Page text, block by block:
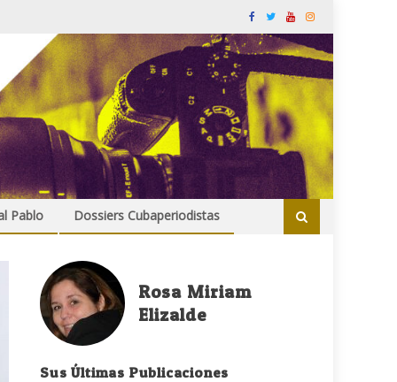
Pablo Dossiers Cubaperiodistas
Rosa Miriam
Elizalde
Sus Últimas Publicaciones